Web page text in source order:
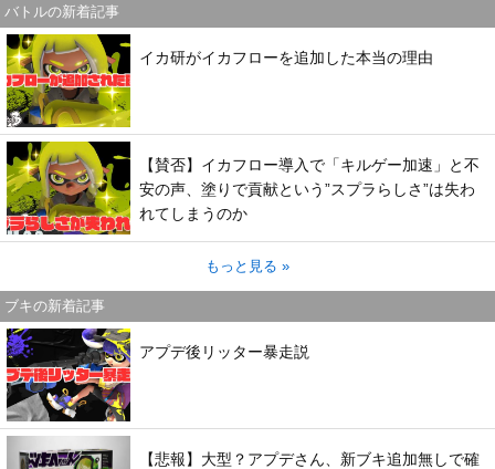
バトルの新着記事
イカ研がイカフローを追加した本当の理由
【賛否】イカフロー導入で「キルゲー加速」と不
安の声、塗りで貢献という”スプラらしさ”は失わ
れてしまうのか
もっと見る »
ブキの新着記事
アプデ後リッター暴走説
【悲報】大型？アプデさん、新ブキ追加無しで確